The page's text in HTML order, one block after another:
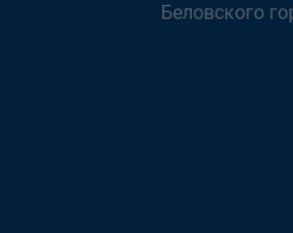
Беловского